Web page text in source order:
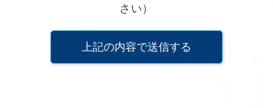
さい）